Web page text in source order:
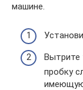
машине.
Вытрите
пробку
имеющую